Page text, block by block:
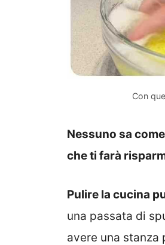
Con
Nessuno sa
che ti farà
Pulire la cucina
una passata di
avere una stanza